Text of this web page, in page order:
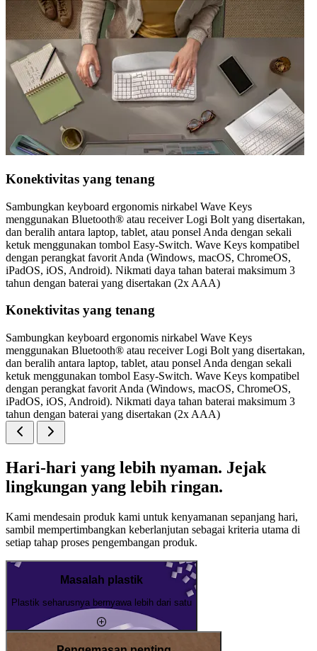
Konektivitas yang tenang
Sambungkan keyboard ergonomis nirkabel Wave Keys
menggunakan Bluetooth® atau receiver Logi Bolt yang disertakan,
dan beralih antara laptop, tablet, atau ponsel Anda dengan sekali
ketuk menggunakan tombol Easy-Switch. Wave Keys kompatibel
dengan perangkat favorit Anda (Windows, macOS, ChromeOS,
iPadOS, iOS, Android). Nikmati daya tahan baterai maksimum 3
tahun dengan baterai yang disertakan (2x AAA)
Konektivitas yang tenang
Sambungkan keyboard ergonomis nirkabel Wave Keys
menggunakan Bluetooth® atau receiver Logi Bolt yang disertakan,
dan beralih antara laptop, tablet, atau ponsel Anda dengan sekali
ketuk menggunakan tombol Easy-Switch. Wave Keys kompatibel
dengan perangkat favorit Anda (Windows, macOS, ChromeOS,
iPadOS, iOS, Android). Nikmati daya tahan baterai maksimum 3
tahun dengan baterai yang disertakan (2x AAA)
Hari-hari yang lebih nyaman. Jejak
lingkungan yang lebih ringan.
Kami mendesain produk kami untuk kenyamanan sepanjang hari,
sambil mempertimbangkan keberlanjutan sebagai kriteria utama di
setiap tahap proses pengembangan produk.
Masalah plastik
Plastik seharusnya bernyawa lebih dari satu